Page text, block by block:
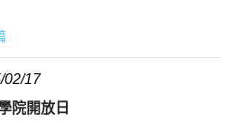
02/17
院開放日